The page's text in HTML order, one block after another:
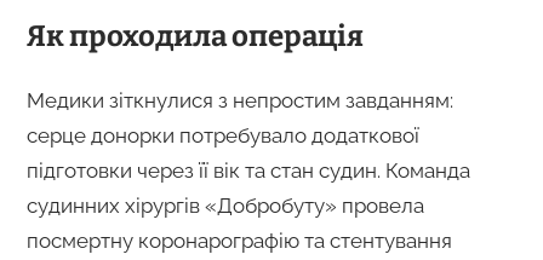
Як проходила операція
Медики зіткнулися з непростим завданням:
серце донорки потребувало додаткової
підготовки через її вік та стан судин. Команда
судинних хірургів «Добробуту» провела
посмертну коронарографію та стентування